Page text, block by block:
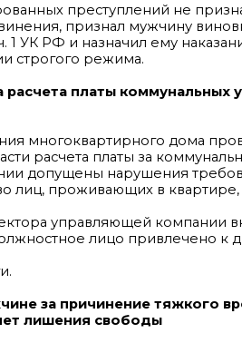
преступлений не
признал мужчину
1 УК РФ и назначил ему
строгого режима.
платы коммунальных
многоквартирного дома
расчета платы за
допущены нарушения
лиц, проживающих в квартире,
управляющей компании
лицо привлечено к
за причинение тяжкого
лишения свободы